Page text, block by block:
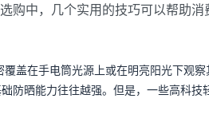
购中，几个实用的技巧可以帮助消
覆盖在手电筒光源上或在明亮阳光下观
防晒能力往往越强。但是，一些高科技